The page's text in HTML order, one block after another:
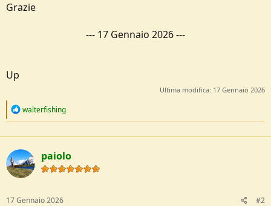
Grazie
--- 17 Gennaio 2026---
Up
Ultima modifica: 17 Gennaio 2026
R
c
t
i
o
n
walterfishing
paiolo
17 Gennaio 2026 #2